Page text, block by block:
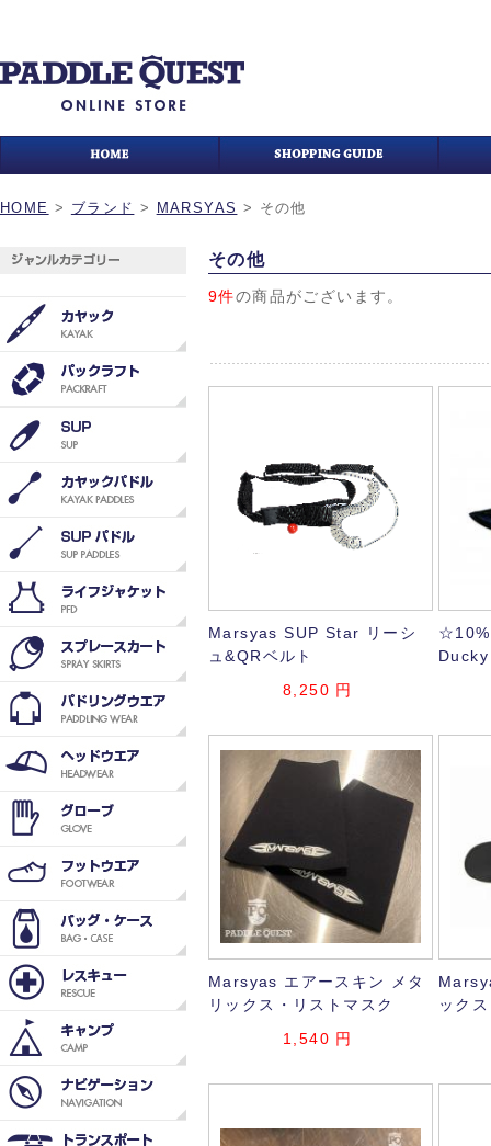
HOME > ブランド > MARSYAS > その他
その他
9件の商品がございます。
Marsyas SUP Star リーシ
ュ&QRベルト
8,250 円
☆10%
Marsyas エアースキン メタ
リックス・リストマスク
1,540 円
ックス